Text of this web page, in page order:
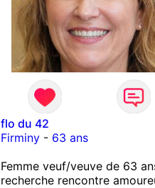
flo du 42
Firminy - 63 ans
Femme veuf/veuve de 63
recherche rencontre